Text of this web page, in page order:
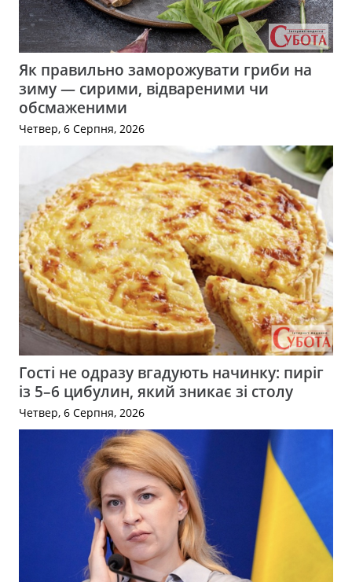
Як правильно заморожувати гриби на
зиму — сирими, відвареними чи
обсмаженими
Четвер, 6 Серпня, 2026
Гості не одразу вгадують начинку: пиріг
із 5–6 цибулин, який зникає зі столу
Четвер, 6 Серпня, 2026